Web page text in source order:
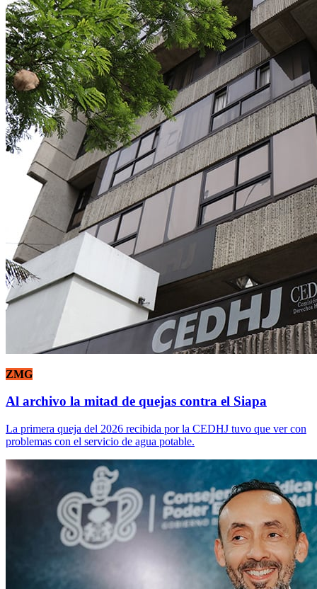
ZMG
Al archivo la mitad de quejas contra el Siapa
La primera queja del 2026 recibida por la CEDHJ tuvo que ver con
problemas con el servicio de agua potable.